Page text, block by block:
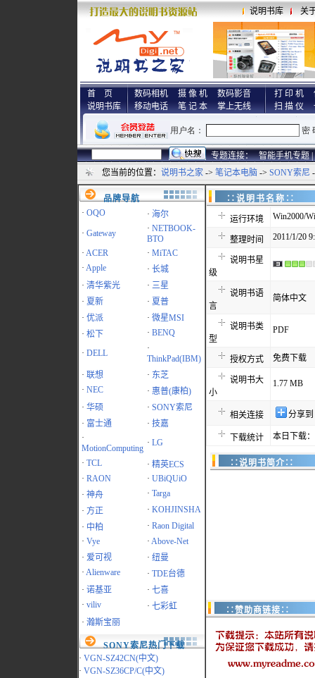
说明书库 关
首 页
说明书库
数码相机 摄 像 机
数码影音
移动电话
笔 记 本 掌上无线
打 印 机
扫 描 仪
专题连接： 智能手机专题 |
您当前的位置： 说明书之家 -> 笔记本电脑 -> SONY索尼
品牌导航
· OQO · 海尔
· Gateway · NETBOOK-
BTO
· ACER · MiTAC
· Apple · 长城
· 清华紫光 · 三星
· 夏新 · 夏普
· 优派 · 微星MSI
· 松下 · BENQ
· DELL
·
ThinkPad(IBM)
· 联想 · 东芝
· NEC · 惠普(康柏)
· 华硕 · SONY索尼
· 富士通 · 技嘉
·
MotionComputing
· LG
· TCL · 精英ECS
· RAON · UBiQUiO
· 神舟 · Targa
· 方正 · KOHJINSHA
· 中柏 · Raon Digital
· Vye · Above-Net
· 爱可视 · 纽曼
· Alienware · TDE台德
· 诺基亚 · 七喜
· viliv · 七彩虹
· 瀚斯宝丽
SONY索尼热门下载
· VGN-SZ42CN(中文)
· VGN-SZ36CP/C(中文)
∷说明书名
运行环境 Win2000/
整理时间 2011/1/20
说明书星
级
说明书语
言
简体中文
说明书类
型
PDF
授权方式 免费下载
说明书大
小
1.77 MB
相关连接 分享
下载统计 本日下载
∷说明书简介∷
∷赞助商链接∷